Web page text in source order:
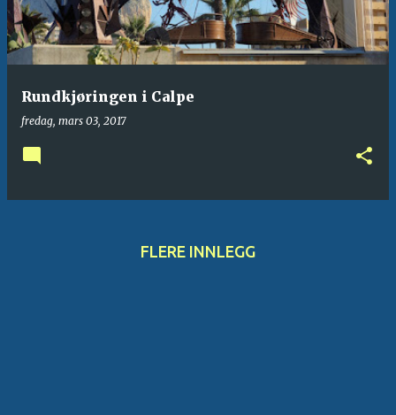
Rundkjøringen i Calpe
fredag, mars 03, 2017
FLERE INNLEGG